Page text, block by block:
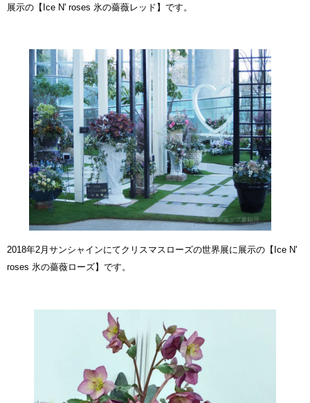
展示の【Ice N' roses 氷の薔薇レッド】です。
2018年2月サンシャインにてクリスマスローズの世界展に展示の【Ice N'
roses 氷の薔薇ローズ】です。